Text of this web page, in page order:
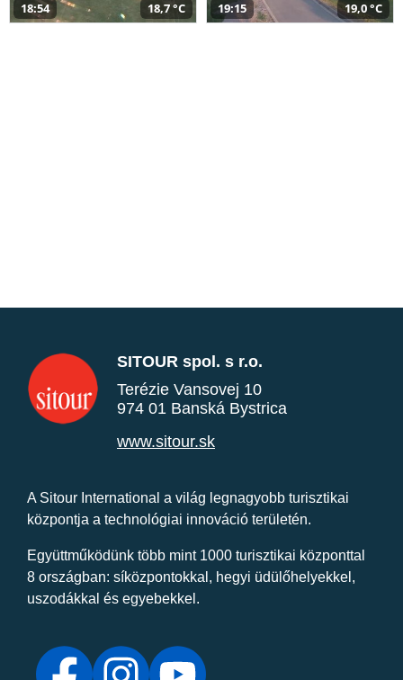
18:54 18,7 °C 19:15 19,0 °C
SITOUR spol. s r.o.
Terézie Vansovej 10
974 01 Banská Bystrica
www.sitour.sk
A Sitour International a világ legnagyobb turisztikai
központja a technológiai innováció területén.
Együttműködünk több mint 1000 turisztikai központtal
8 országban: síközpontokkal, hegyi üdülőhelyekkel,
uszodákkal és egyebekkel.